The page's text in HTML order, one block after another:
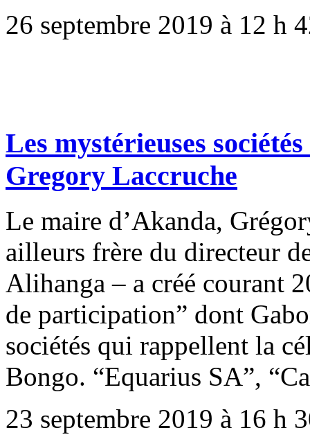
26 septembre 2019 à 12 h
Les mystérieuses
Gregory Laccruche
Le maire d’Akanda,
ailleurs frère du directeur
Alihanga – a créé courant
de participation” dont
sociétés qui rappellent la
Bongo. “Equarius SA”,
23 septembre 2019 à 16 h